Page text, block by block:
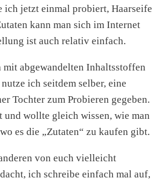
ich jetzt einmal probiert, Haarseife
kann man sich im Internet
ist auch relativ einfach.
abgewandelten Inhaltsstoffen
ich seitdem selber, eine
Tochter zum Probieren gegeben.
und wollte gleich wissen, wie man
es die „Zutaten“ zu kaufen gibt.
von euch vielleicht
ich schreibe einfach mal auf,